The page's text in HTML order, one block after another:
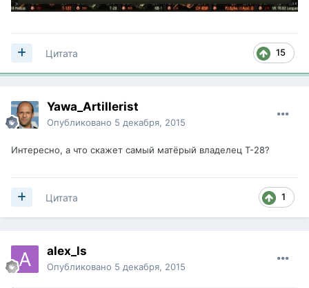
15
Цитата
Yawa_Artillerist
Опубликовано 5 декабря, 2015
Интересно, а что скажет самый матёрый владелец Т-28?
1
Цитата
alex_ls
Опубликовано 5 декабря, 2015